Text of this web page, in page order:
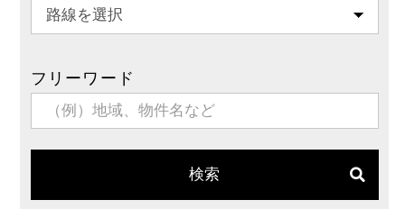
フリーワード
検索